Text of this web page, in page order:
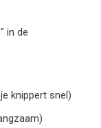
in de
knippert snel)